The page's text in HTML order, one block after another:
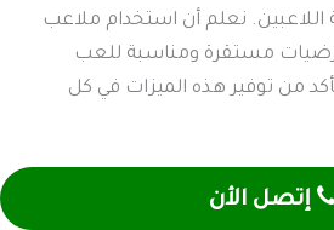
اللاعبين. نعلم أن استخدام ملاعب
مستقرة ومناسبة للعب
من توفير هذه الميزات في كل
إضافة بعض المرافق مثل المرمى أو
إتصل الأن